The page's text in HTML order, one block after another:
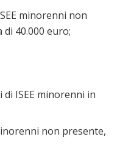
minorenni non
40.000 euro;
di ISEE minorenni in
non presente,